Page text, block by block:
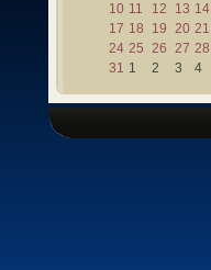
10 11 12 13 14
17 18 19 20 21
24 25 26 27 28
31 1 2 3 4